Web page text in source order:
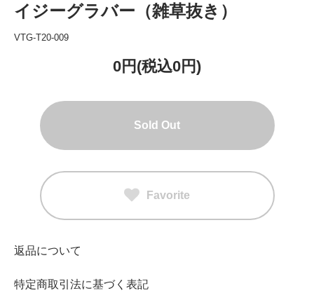
イジーグラバー（雑草抜き）
VTG-T20-009
0円(税込0円)
Sold Out
Favorite
返品について
特定商取引法に基づく表記